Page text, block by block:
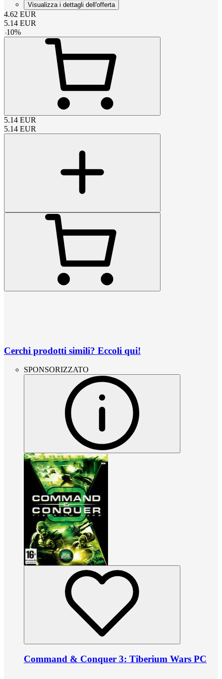
Visualizza i dettagli dell'offerta
4.62 EUR
5.14 EUR
-10%
5.14 EUR
5.14 EUR
Cerchi prodotti simili? Eccoli qui!
SPONSORIZZATO
Command & Conquer 3: Tiberium Wars PC